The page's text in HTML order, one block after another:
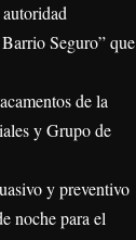
autoridad
Seguro” que
de la
y Grupo de
y preventivo
noche para el